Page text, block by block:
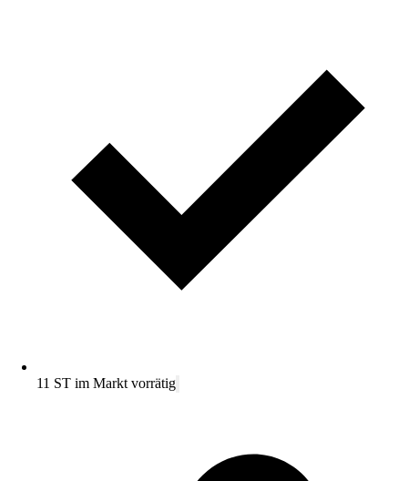
11 ST im Markt vorrätig